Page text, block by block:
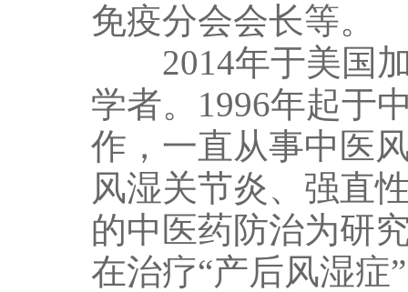
免疫分会会长等。
2014年于美国加
学者。1996年起于
作，一直从事中医
风湿关节炎、强直
的中医药防治为研
在治疗“产后风湿症